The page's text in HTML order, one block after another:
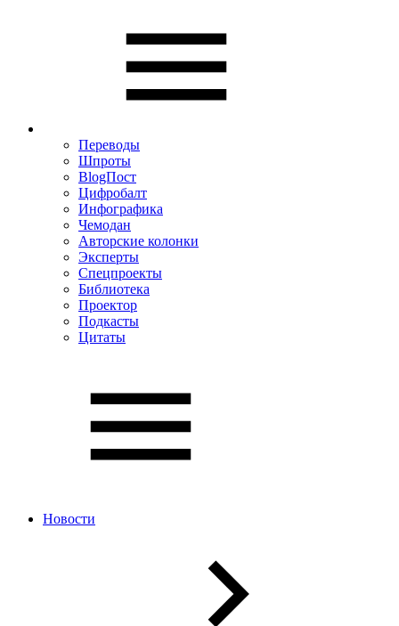
Переводы
Шпроты
BlogПост
Цифробалт
Инфографика
Чемодан
Авторские колонки
Эксперты
Спецпроекты
Библиотека
Проектор
Подкасты
Цитаты
Новости